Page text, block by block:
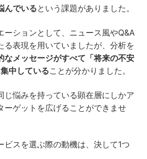
んでいるという課題がありました。
ーションとして、ニュース風やQ&A
る表現を用いていましたが、分析を
なメッセージがすべて「将来の不安
中していることが分かりました。
じ悩みを持っている顕在層にしかア
ーゲットを広げることができませ
ビスを選ぶ際の動機は、決して1つ